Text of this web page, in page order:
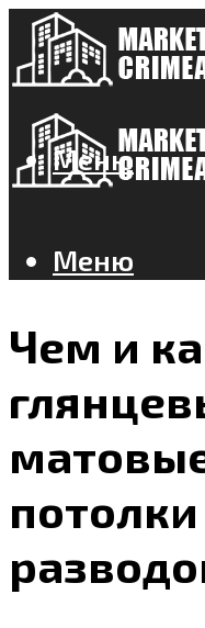
Меню
Меню
Чем и